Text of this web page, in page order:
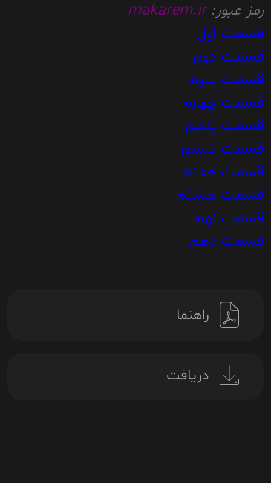
رمز عبور:makarem.ir
قسمت اول
قسمت دوم
قسمت سوم
قسمت چهارم
قسمت پنجم
قسمت ششم
قسمت هفتم
قسمت هشتم
قسمت نهم
قسمت دهم
راهنما
دریافت